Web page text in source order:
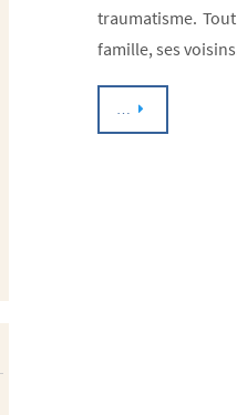
traumatisme.
famille, ses
…